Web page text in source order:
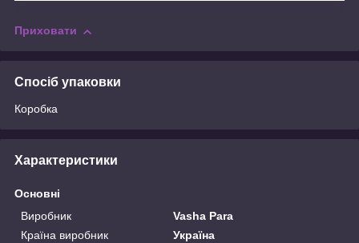
Приховати
Спосіб упаковки
Коробка
Характеристики
Основні
Виробник
Vasha Para
Країна виробник
Україна